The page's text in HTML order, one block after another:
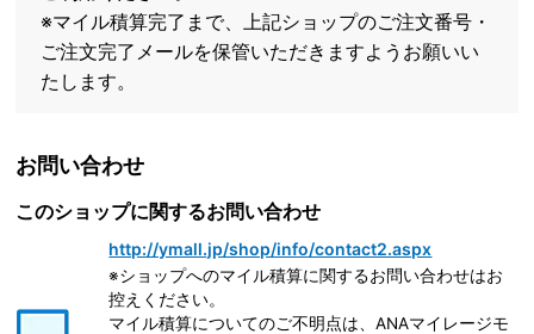
※マイル積算完了まで、上記ショップのご注文番号・
ご注文完了メールを保管いただきますようお願いい
たします。
お問い合わせ
このショップに関するお問い合わせ
http://ymall.jp/shop/info/contact2.aspx
※ショップへのマイル積算に関するお問い合わせはお
控えください。
マイル積算についてのご不明点は、ANAマイレージモ